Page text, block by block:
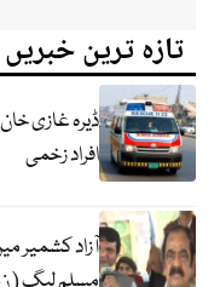
تازہ ترین خبریں
افراد زخمی
آزاد کشمیر